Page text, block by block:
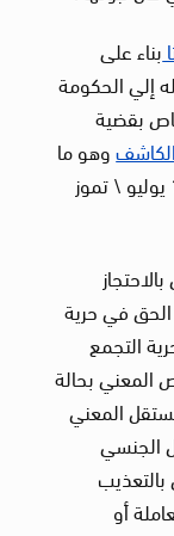
بناء على
إلي الحكومة
مارس \ آذار 2019 والخاص بقضية
وهو ما
ساهم بشكل كبير في الافراج عنها في 15 يوليو \ تموز
في حرية
التجمع
المعني بحالة
المعني
الجنسي
أو